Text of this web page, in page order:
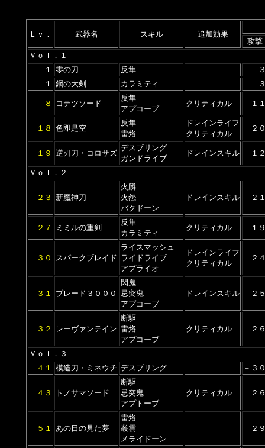
Ｌｖ． 武器名 スキル
追加効果
攻撃
Ｖｏｌ．１
１ 零の刀 反隼
１ 鋼の大剣 カラミティ
８ コテツソード
反隼
アプコーブ
クリティカル １
１８ 色即是空
反隼
雷烙
ドレインライフ
クリティカル
２
１９ 逆刃刀・コロサズ
デスブリング
ガンドライブ
ドレインスキル １
Ｖｏｌ．２
２３ 新魔神刀
火麟
火怨
バクドーン
ドレインスキル ２
２７ ミミルの重剣
反隼
カラミティ
クリティカル １
３０ スパークブレイド
ライスマッシュ
ライドライブ
アプライオ
ドレインライフ
クリティカル
２
３１ ブレード３０００
閃鬼
忌突鬼
アプコーブ
ドレインスキル ２
３２ レーヴァンテイン
断駆
雷烙
アプコーブ
クリティカル ２
Ｖｏｌ．３
４１ 模造刀・ミネウチ デスブリング －３
４３ トノサマソード
断駆
忌突鬼
アプトーブ
クリティカル ２
５１ あの日の見た夢
雷烙
叢雲
メライドーン
２